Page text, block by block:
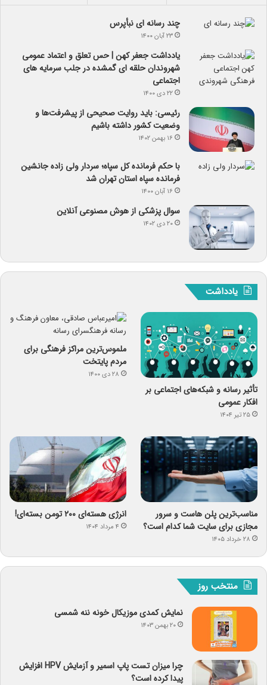
چند رسانه ای نبأپرس
۲۳ آبان ۱۴۰۰
یادداشت جعفر کهن | حس تعلق و اعتماد عمومی
شهروندان حلقه ای گمشده در جلب سرمایه های
اجتماعی
۲۲ دی ۱۴۰۰
رئیسی: باید روایت صحیحی از پیشرفت‌ها و
وضعیت کشور داشته باشیم
۱۶ بهمن ۱۴۰۲
با حکم فرمانده کل سپاه؛ سردار ولی زاده جانشین
فرمانده سپاه استان تهران شد
۱۶ آبان ۱۴۰۰
سوال پزشکی از هوش مصنوعی آنلاین
۲۰ دی ۱۴۰۲
یادداشت
تأثیر رسانه و شبکه‌های اجتماعی بر
افکار عمومی
۲۵ تیر ۱۴۰۴
ملموس‌ترین مراکز فرهنگی برای
مردم پایتخت
۲۸ دی ۱۴۰۰
مناسب‌ترین پلن هاست و سرور
مجازی برای سایت شما کدام است؟
۲۸ خرداد ۱۴۰۵
انرژی هسته‌ای ۲۰۰ تومن بسته‌ای!
۴ مرداد ۱۴۰۴
منتخب روز
نمایش کمدی موزیکال خونه ننه شمسی
۲۰ بهمن ۱۴۰۳
چرا میزان تست پاپ اسمیر و آزمایش HPV افزایش
پیدا کرده است؟